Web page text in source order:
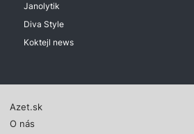
Janolytik
Diva Style
Koktejl news
Azet.sk
O nás